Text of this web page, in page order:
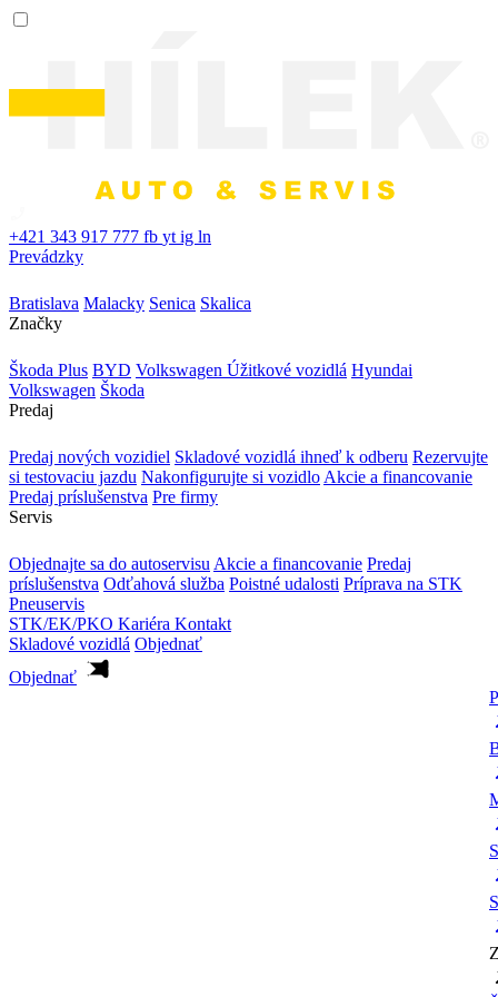
+421 343 917 777 fb yt ig ln
Prevádzky
Bratislava Malacky Senica Skalica
Značky
Škoda Plus BYD Volkswagen Úžitkové vozidlá Hyundai
Volkswagen Škoda
Predaj
Predaj nových vozidiel Skladové vozidlá ihneď k odberu Rezervujte
si testovaciu jazdu Nakonfigurujte si vozidlo Akcie a financovanie
Predaj príslušenstva Pre firmy
Servis
Objednajte sa do autoservisu Akcie a financovanie Predaj
príslušenstva Odťahová služba Poistné udalosti Príprava na STK
Pneuservis
STK/EK/PKO Kariéra Kontakt
Skladové vozidlá Objednať
Objednať